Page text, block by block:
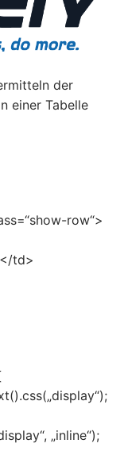
der
einer Tabelle
row“>
td>
„inline“);